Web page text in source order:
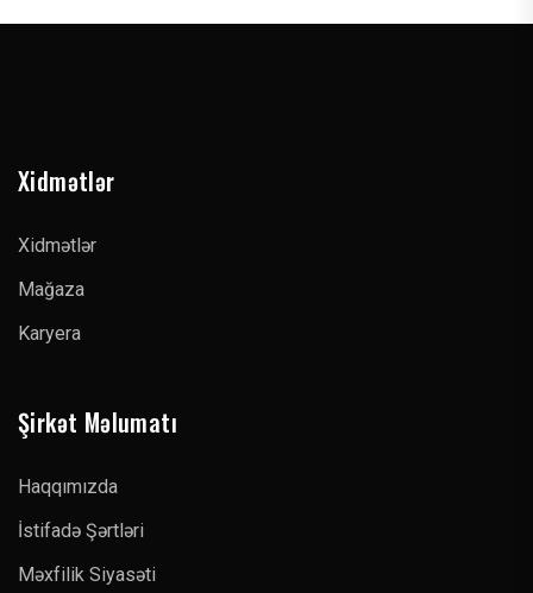
Xidmətlər
Xidmətlər
Mağaza
Karyera
Şirkət Məlumatı
Haqqımızda
İstifadə Şərtləri
Məxfilik Siyasəti